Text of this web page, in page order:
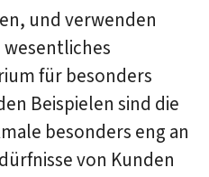
und verwenden
wesentliches
für besonders
Beispielen sind die
besonders eng an
von Kunden